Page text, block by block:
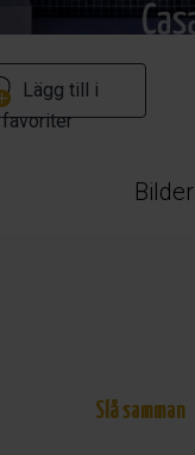
Lägg till i
favoriter
Bilder
Slå samman